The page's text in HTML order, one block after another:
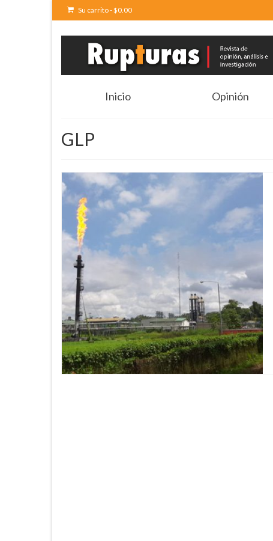
Su carrito-$0.00
Inicio Opinión
GLP